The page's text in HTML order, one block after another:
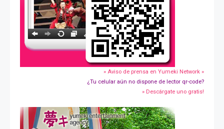
» Aviso de prensa en Yumeki Network »
¿Tu celular aún no dispone de lector qr-code?
» Descárgate uno gratis!